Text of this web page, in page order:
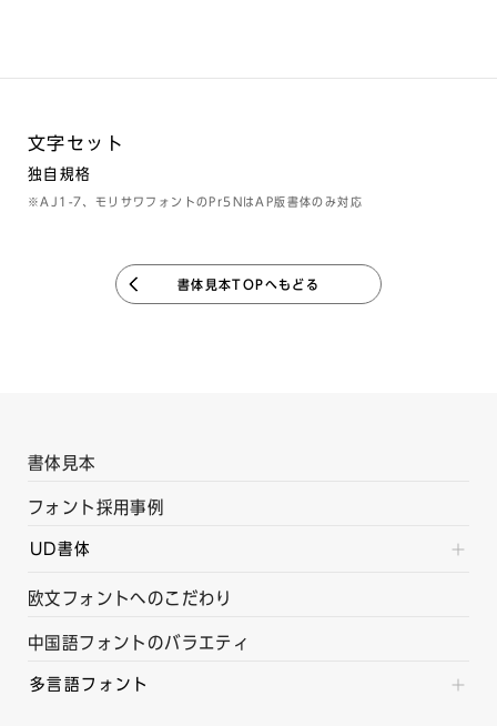
文字セット
独自規格
※AJ1-7、モリサワフォントのPr5NはAP版書体のみ対応
書体見本TOPへもどる
書体見本
フォント採用事例
UD書体
欧文フォントへのこだわり
中国語フォントのバラエティ
多言語フォント